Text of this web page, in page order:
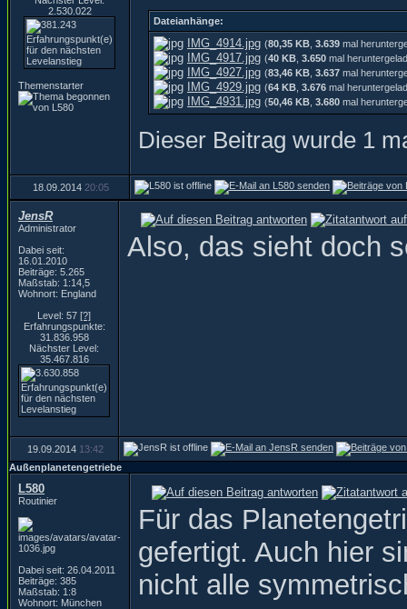
2.530.022
Themenstarter
Dateianhänge:
IMG_4914.jpg (80,35 KB 3.639 mal
IMG_4917.jpg (40 KB 3.650 mal
IMG_4927.jpg (83,46 KB 3.637 mal
IMG_4929.jpg (64 KB 3.676 mal
IMG_4931.jpg (50,46 KB 3.680 mal
Dieser Beitrag wurde 1
18.09.2014 20:05
JensR
Administrator
Dabei seit:
16.01.2010
Beiträge: 5.265
Maßstab: 1:14,5
Wohnort: England
Level: 57 [?]
Erfahrungspunkte:
31.836.958
Nächster Level:
35.467.816
Also, das sieht doch
19.09.2014 13:42
Außenplanetengetriebe
L580
Routinier
Dabei seit: 26.04.2011
Beiträge: 385
Maßstab: 1:8
Wohnort: München
Für das
gefertigt. Auch hier
nicht alle